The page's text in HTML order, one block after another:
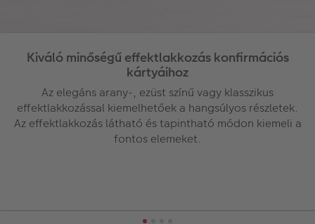
Kiváló minőségű effektlakkozás konfirmációs
kártyáihoz
Az elegáns arany-, ezüst színű vagy klasszikus
effektlakkozással kiemelhetőek a hangsúlyos részletek.
Az effektlakkozás látható és tapintható módon kiemeli a
fontos elemeket.